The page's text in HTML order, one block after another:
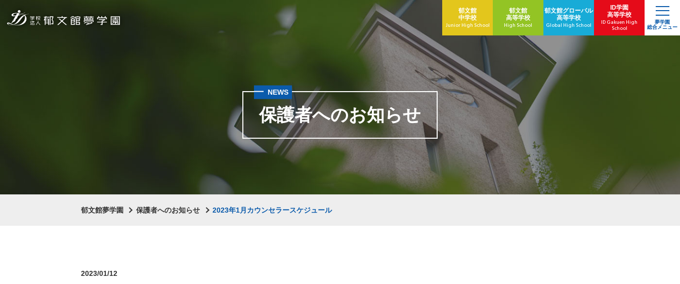
郁文館
中学校
Junior High School
郁文館
高等学校
High School
郁文館グローバル
高等学校
Global High School
ID学園
高等学校
ID Gakuen High
School
夢学園
総合メニュー
保護者へのお知らせ
NEWS
郁文館夢学園 保護者へのお知らせ 2023年1月カウンセラースケジュール
2023/01/12